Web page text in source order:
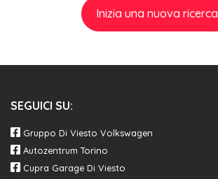
Inizia una nuova ricerca
SEGUICI SU:
Gruppo Di Viesto Volkswagen
Autozentrum Torino
Cupra Garage Di Viesto